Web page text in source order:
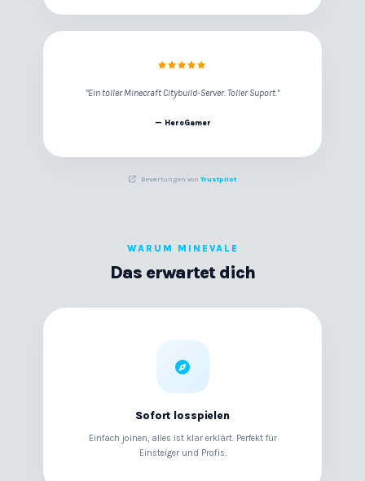
"Ein toller Minecraft Citybuild-Server. Toller Suport."
— HeroGamer
Bewertungen von Trustpilot
WARUM MINEVALE
Das erwartet dich
Sofort losspielen
Einfach joinen, alles ist klar erklärt. Perfekt für
Einsteiger und Profis.